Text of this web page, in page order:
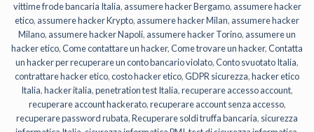
vittime frode bancaria Italia, assumere hacker Bergamo, assumere hacker
etico, assumere hacker Krypto, assumere hacker Milan, assumere hacker
Milano, assumere hacker Napoli, assumere hacker Torino, assumere un
hacker etico,Come contattare un hacker,Come trovare un hacker,Contatta
un hacker per recuperare un conto bancario violato,Conto svuotato Italia,
contrattare hacker etico,costo hacker etico,GDPR sicurezza,hacker etico
Italia,hacker italia,penetration test Italia,recuperare accesso account,
recuperare account hackerato,recuperare account senza accesso,
recuperare password rubata,Recuperare soldi truffa bancaria, sicurezza